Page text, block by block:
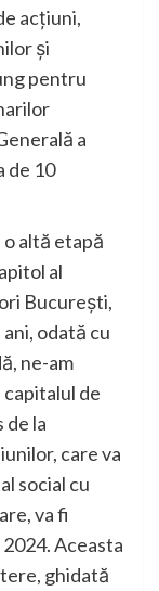
acțiuni,
și
pentru
a
de 10
altă etapă
al
București,
odată cu
ne-am
de
de la
care va
social cu
va fi
Aceasta
ghidată